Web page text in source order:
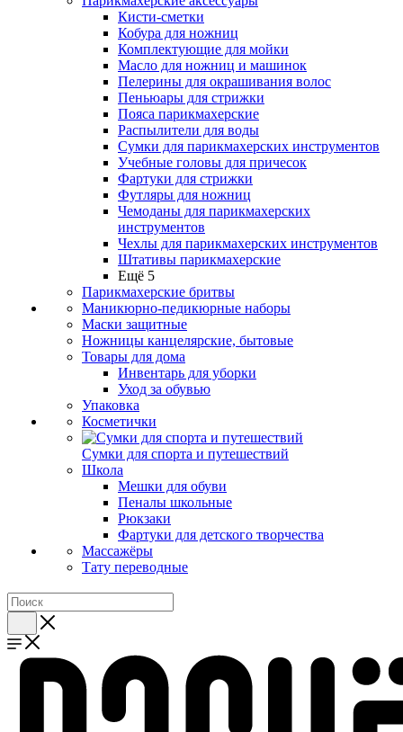
Кисти-сметки
Кобура для ножниц
Комплектующие для мойки
Масло для ножниц и машинок
Пелерины для окрашивания волос
Пеньюары для стрижки
Пояса парикмахерские
Распылители для воды
Сумки для парикмахерских инструментов
Учебные головы для причесок
Фартуки для стрижки
Футляры для ножниц
Чемоданы для парикмахерских
инструментов
Чехлы для парикмахерских инструментов
Штативы парикмахерские
Ещё 5
Парикмахерские бритвы
Маникюрно-педикюрные наборы
Маски защитные
Ножницы канцелярские, бытовые
Товары для дома
Инвентарь для уборки
Уход за обувью
Упаковка
Косметички
Сумки для спорта и путешествий
Школа
Мешки для обуви
Пеналы школьные
Рюкзаки
Фартуки для детского творчества
Массажёры
Тату переводные